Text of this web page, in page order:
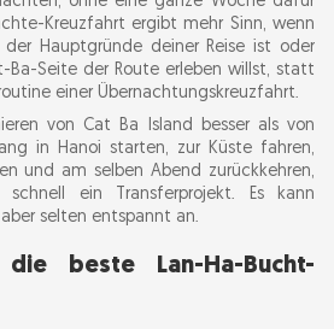
Kreuzfahrt ergibt mehr Sinn, wenn
Hauptgründe deiner Reise ist oder
Ba-Seite der Route erleben willst, statt
einer Übernachtungskreuzfahrt.
von Cat Ba Island besser als von
in Hanoi starten, zur Küste fahren,
und am selben Abend zurückkehren,
ein Transferprojekt. Es kann
selten entspannt an.
beste Lan-Ha-Bucht-